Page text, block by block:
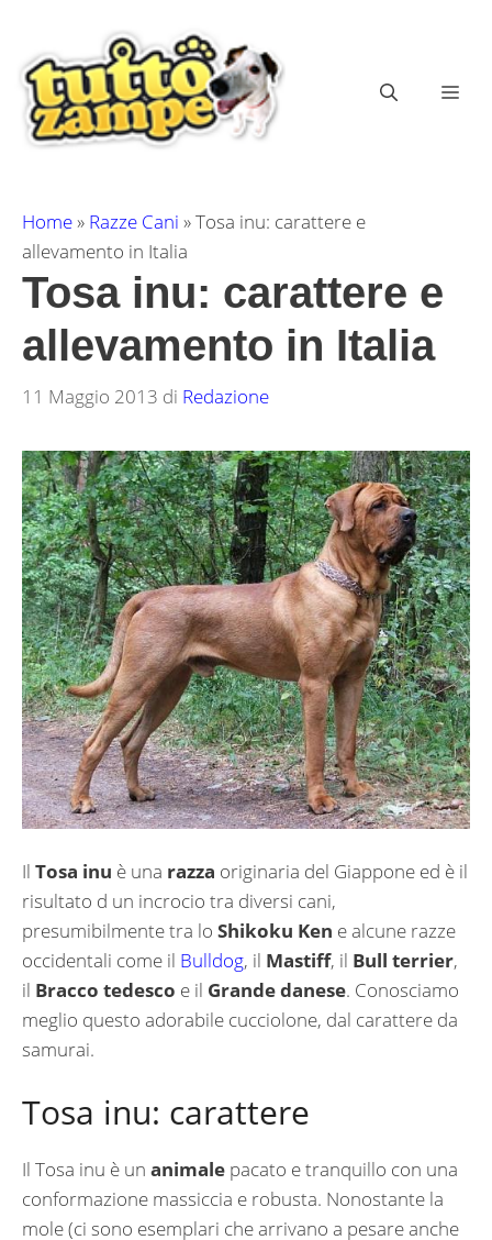
contenuto
Home» Razze Cani »Tosa inu: carattere e
allevamento in Italia
Tosa inu: carattere e
allevamento in Italia
11 Maggio 2013 di Redazione
Il Tosa inu è una razza originaria del Giappone ed è il
risultato d un incrocio tra diversi cani,
presumibilmente tra lo Shikoku Ken e alcune razze
occidentali come il Bulldog, il Mastiff, il Bull terrier,
il Bracco tedesco e il Grande danese. Conosciamo
meglio questo adorabile cucciolone, dal carattere da
samurai.
Tosa inu: carattere
Il Tosa inu è un animale pacato e tranquillo con una
conformazione massiccia e robusta. Nonostante la
mole (ci sono esemplari che arrivano a pesare anche